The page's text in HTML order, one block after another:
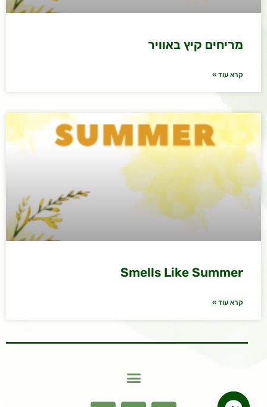
מריחים קיץ באוויר
קרא עוד »
Smells Like Summer
קרא עוד »